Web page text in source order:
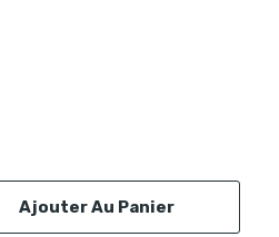
Ajouter Au Panier